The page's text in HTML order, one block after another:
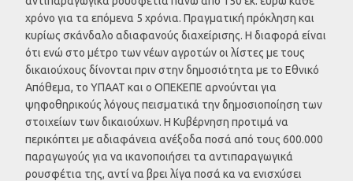
χρόνο για τα επόμενα 5 χρόνια. Πραγματική πρόκληση και
κυρίως σκάνδαλο αδιαφανούς διαχείρισης. Η διαφορά είναι
ότι ενώ στο μέτρο των νέων αγροτών οι λίστες με τους
δικαιούχους δίνονται πριν στην δημοσιότητα με το Εθνικό
Απόθεμα, το ΥΠΑΑΤ και ο ΟΠΕΚΕΠΕ αρνούνται για
ψηφοθηρικούς λόγους πεισματικά την δημοσιοποίηση των
στοιχείων των δικαιούχων. Η Κυβέρνηση προτιμά να
περικόπτει με αδιαφάνεια ανέξοδα ποσά από τους 600.000
παραγωγούς για να ικανοποιήσει τα αντιπαραγωγικά
ρουσφέτια της, αντί να βρει λίγα ποσά κα να ενισχύσει